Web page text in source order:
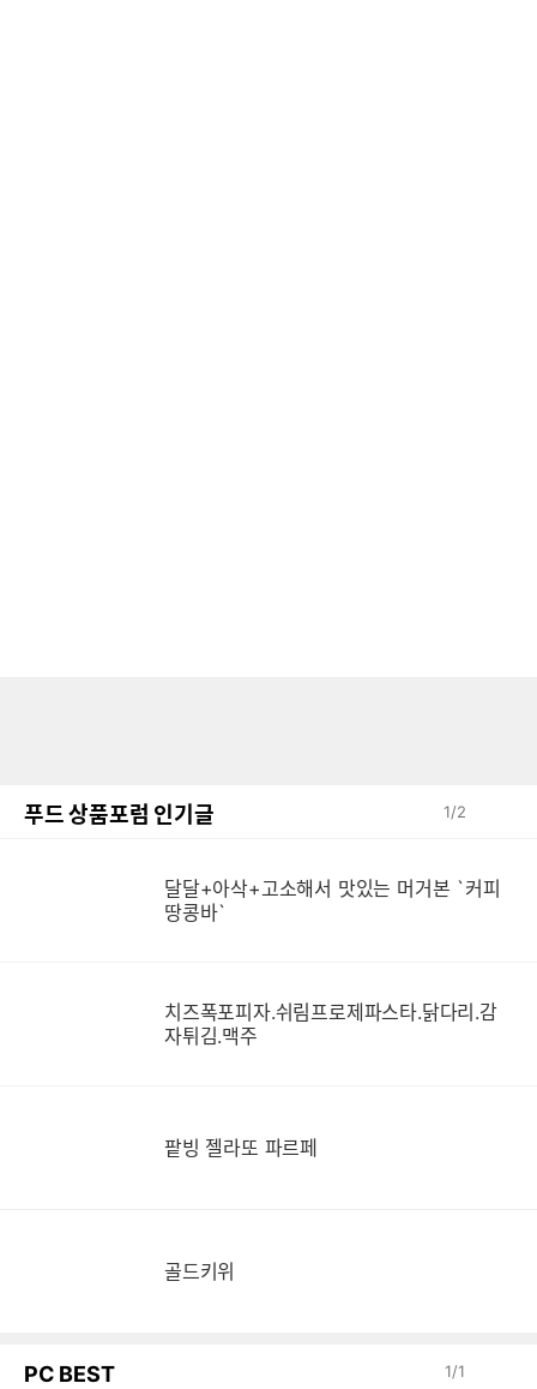
푸드 상품포럼 인기글 1/2
달달+아삭+고소해서 맛있는 머거본 `커피
땅콩바`
치즈폭포피자.쉬림프로제파스타.닭다리.감
자튀김.맥주
팥빙 젤라또 파르페
골드키위
PC BEST 1/1